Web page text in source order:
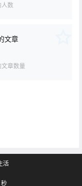
人数
文章
文章数量
活